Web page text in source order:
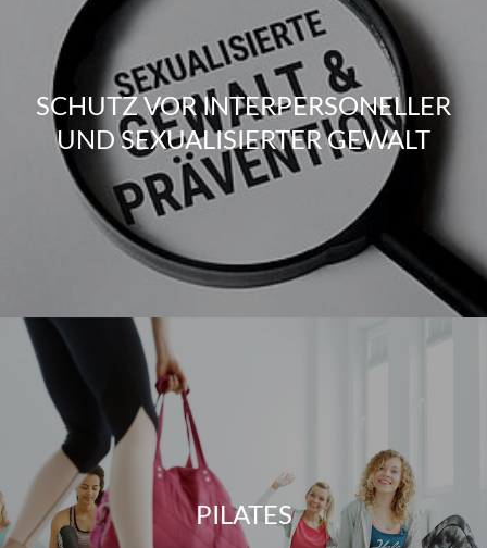
SCHUTZ VOR INTERPERSONELLER
UND SEXUALISIERTER GEWALT
PILATES